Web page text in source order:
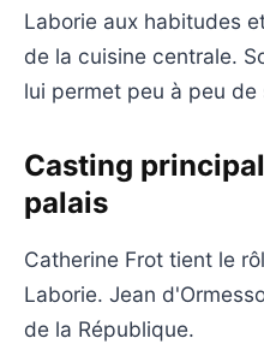
Laborie aux habitudes
de la cuisine centrale.
lui permet peu à peu de
Casting
palais
Catherine Frot tient le
Laborie. Jean
de la République.